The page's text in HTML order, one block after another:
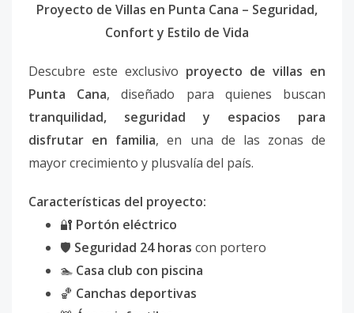
Proyecto de Villas en Punta Cana – Seguridad,
Confort y Estilo de Vida
Descubre este exclusivo proyecto de villas en
Punta Cana, diseñado para quienes buscan
tranquilidad, seguridad y espacios para
disfrutar en familia, en una de las zonas de
mayor crecimiento y plusvalía del país.
Características del proyecto:
🔐 Portón eléctrico
🛡️ Seguridad 24 horas con portero
🏊 Casa club con piscina
🏀 Canchas deportivas